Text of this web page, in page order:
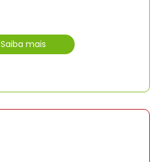
Saiba mais